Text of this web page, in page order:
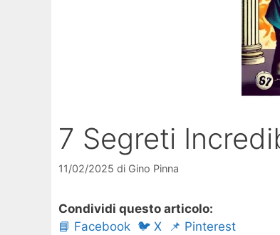
7 Segreti
11/02/2025 di Gino Pinna
Condividi questo articolo:
📘 Facebook 🐦 X 📌 Pinterest